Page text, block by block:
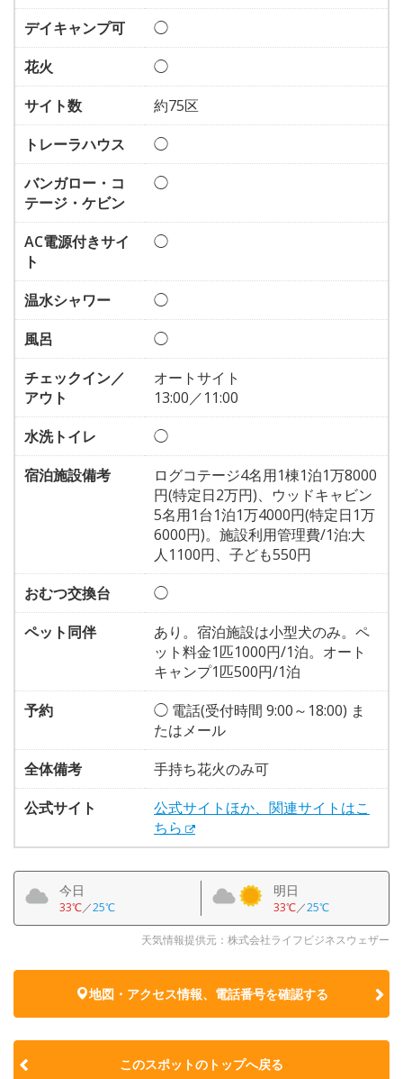
デイキャンプ可
◯
花火
◯
サイト数
約75区
トレーラハウス
◯
バンガロー・コ
テージ・ケビン
◯
AC電源付きサイ
ト
◯
温水シャワー
◯
風呂
◯
チェックイン／
アウト
オートサイト
13:00／11:00
水洗トイレ
◯
宿泊施設備考
ログコテージ4名用1棟1泊1万8000
円(特定日2万円)、ウッドキャビン
5名用1台1泊1万4000円(特定日1万
6000円)。施設利用管理費/1泊:大
人1100円、子ども550円
おむつ交換台
◯
ペット同伴
あり。宿泊施設は小型犬のみ。ペ
ット料金1匹1000円/1泊。オート
キャンプ1匹500円/1泊
予約
◯ 電話(受付時間 9:00～18:00) ま
たはメール
全体備考
手持ち花火のみ可
公式サイト
公式サイトほか、関連サイトはこ
ちら
今日
33℃／25℃
明日
33℃／25℃
天気情報提供元：株式会社ライフビジネスウェザー
地図・アクセス情報、電話番号を確認する
このスポットのトップへ戻る